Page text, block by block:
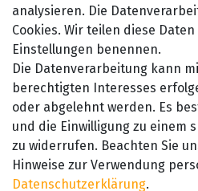
analysieren. Die
Cookies. Wir teilen diese
Einstellungen benennen.
Die Datenverarbeitung kann
berechtigten Interesses
oder abgelehnt werden. Es
und die Einwilligung zu einem
zu widerrufen. Beachten Sie
Hinweise zur Verwendung
Daten­schutz­erklärung.